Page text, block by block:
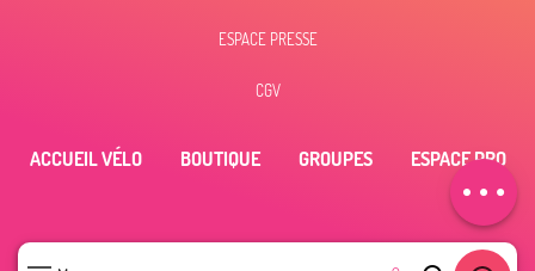
Contacter par
ESPACE PRESSE
CGV
ACCUEIL VÉLO BOUTIQUE GROUPES ESPACE PRO